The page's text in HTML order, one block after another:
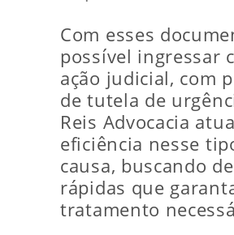
Com esses
possível ingressar
ação judicial, com
de tutela de
Reis Advocacia
eficiência nesse
causa, buscando
rápidas que
tratamento